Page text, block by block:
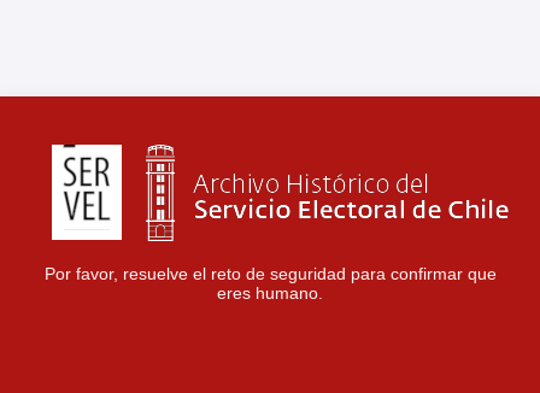
Por favor, resuelve el reto de seguridad para confirmar que
eres humano.